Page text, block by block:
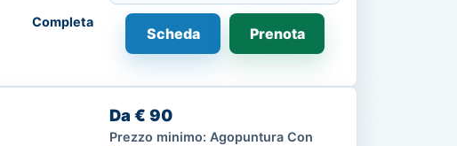
Completa
Scheda Prenota
Da € 90
Prezzo minimo: Agopuntura Con